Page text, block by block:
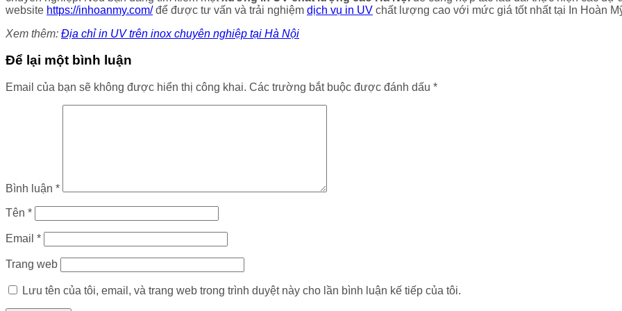
website https://inhoanmy.com/để được tư vấn và trải nghiệm dịch vụ in UV chất lượng cao với mức giá tốt nhất tại In Hoàn
Xem thêm: Địa chỉ in UV trên inox chuyên nghiệp tại Hà Nội
Để lại một bình luận
Email của bạn sẽ không được hiển thị công khai. Các trường bắt buộc được đánh dấu *
Bình luận *
Tên *
Email *
Trang web
Lưu tên của tôi, email, và trang web trong trình duyệt này cho lần bình luận kế tiếp của tôi.